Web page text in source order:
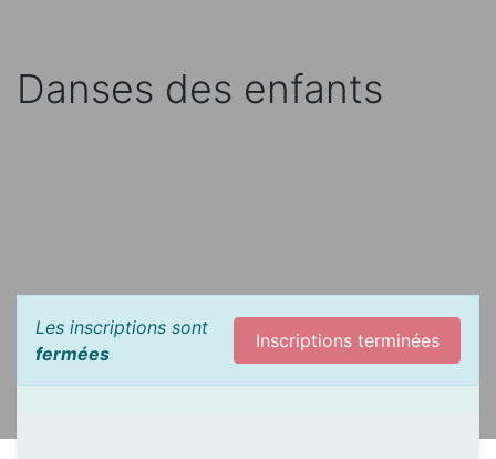
Danses des enfants
Les inscriptions sont
fermées
Inscriptions terminées